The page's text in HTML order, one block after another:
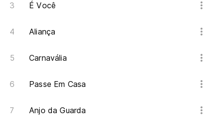
É Você
Aliança
Carnavália
Passe Em Casa
Anjo da Guarda